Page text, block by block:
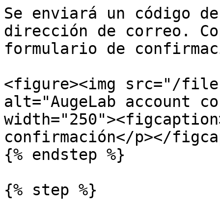
Se enviará un código
dirección de correo.
formulario de
<figure><img src="/files/
alt="AugeLab account
confirmación</p></
{% endstep %}
{% step %}